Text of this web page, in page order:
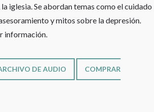
iglesia. Se abordan temas como el cuidado
y mitos sobre la depresión.
información.
DE AUDIO
COMPRAR